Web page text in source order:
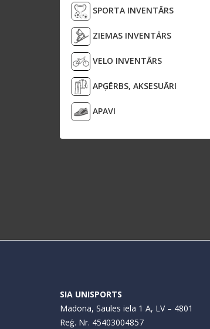
SPORTA INVENTĀRS
ZIEMAS INVENTĀRS
VELO INVENTĀRS
APĢĒRBS, AKSESUĀRI
APAVI
SIA UNISPORTS
Madona, Saules iela 1 A, LV – 4801
Reģ. Nr. 45403004857